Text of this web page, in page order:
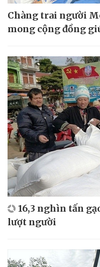
Chàng trai người
mong cộng đồng
16,3 nghìn tấn
lượt người